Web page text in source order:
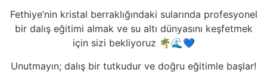
Fethiye’nin kristal berraklığındaki sularında profesyonel
bir dalış eğitimi almak ve su altı dünyasını keşfetmek
için sizi bekliyoruz 🌴🌊💙
Unutmayın; dalış bir tutkudur ve doğru eğitimle başlar!